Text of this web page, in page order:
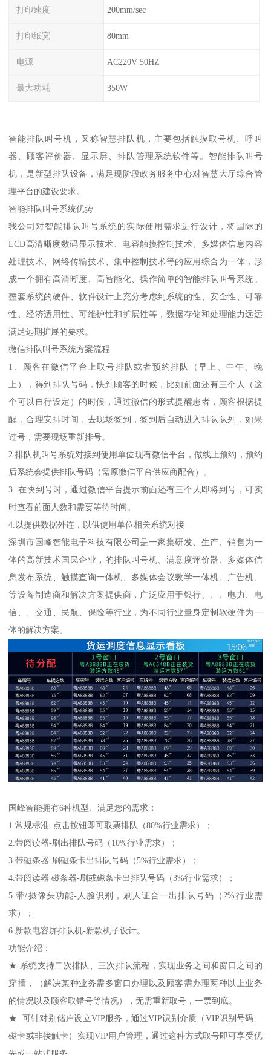
打印速度 200mm/sec
打印纸宽 80mm
电源 AC220V 50HZ
最大功耗 350W
智能排队叫号机，又称智慧排队机，主要包括触摸取号机、呼叫
器、顾客评价器、显示屏、排队管理系统软件等。智能排队叫号
机，是新型排队设备，满足现阶段政务服务中心对智慧大厅综合管
理平台的建设要求。
智能排队叫号系统优势
我公司对智能排队叫号系统的实际使用需求进行设计，将国际的
LCD高清晰度数码显示技术、电容触摸控制技术、多媒体信息内容
处理技术、网络传输技术、集中控制技术等的应用综合为一体，形
成一个拥有高清晰度、高智能化、操作简单的智能排队叫号系统。
整套系统的硬件、软件设计上充分考虑到系统的性、安全性、可靠
性、经济适用性、可维护性和扩展性等，数据存储和处理能力远远
满足远期扩展的要求。
微信排队叫号系统方案流程
1、顾客在微信平台上取号排队或者预约排队（早上、中午、晚
上），得到排队号码，快到顾客的时候，比如前面还有三个人（这
个可以自行设定）的时候，通过微信的形式提醒患者，顾客根据提
醒，合理安排时间，去现场签到，签到后自动进入排队队列，如果
过号，需要现场重新排号。
2.排队机叫号系统对接到使用单位现有微信平台，做线上预约，预约
后系统会提供排队号码（需原微信平台供应商配合）。
3. 在快到号时，通过微信平台提示前面还有三个人即将到号，可实
时查看前面人数和需要等待时间。
4.以提供数据外连，以供使用单位相关系统对接
深圳市国峰智能电子科技有限公司是一家集研发、生产、销售为一
体的高新技术国民企业，的排队叫号机、满意度评价器、多媒体信
息发布系统、触摸查询一体机、多媒体会议教学一体机、广告机、
等设备制造商和解决方案提供商，广泛应用于银行、、、电力、电
信、、交通、民航、保险等行业，为不同行业量身定制软硬件为一
体的解决方案。
国峰智能拥有6种机型、满足您的需求：
1.常规标准–点击按钮即可取票排队（80%行业需求）；
2.带阅读器-刷出排队号码（10%行业需求）；
3.带磁条器-刷磁条卡出排队号码（5%行业需求）；
4.带阅读器 磁条器-刷或磁条卡出排队号码（3%行业需求）；
5.带/摄像头功能-人脸识别，刷人证合一出排队号码（2%行业需
求）；
6.新款电容屏排队机-新款机子设计。
功能介绍：
★ 系统支持二次排队、三次排队流程，实现业务之间和窗口之间的
穿插，（解决某种业务需多窗口办理以及顾客需办理两种以上业务
的情况以及顾客取错号等情况），无需重新取号，一票到底。
★ 可针对别储户设立VIP服务，通过VIP识别介质（VIP识别号码、
磁卡或非接触卡）实现VIP用户管理，通过这种方式取号即可享受优